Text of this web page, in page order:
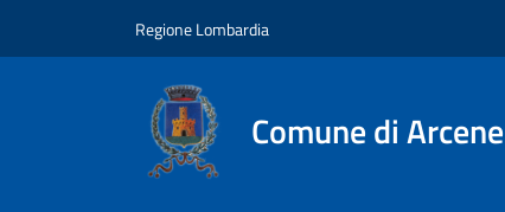
Regione Lombardia
Comune di Arcene